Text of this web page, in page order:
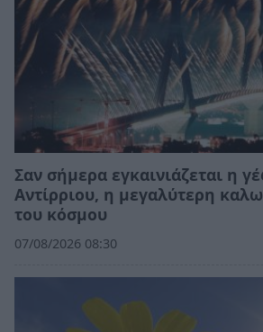
Σαν σήμερα εγκαινιάζεται η
Αντίρριου, η μεγαλύτερη
του κόσμου
07/08/2026 08:30